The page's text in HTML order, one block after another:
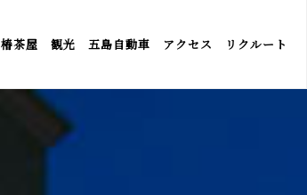
椿茶屋 観光 五島自動車 アクセス リクルート